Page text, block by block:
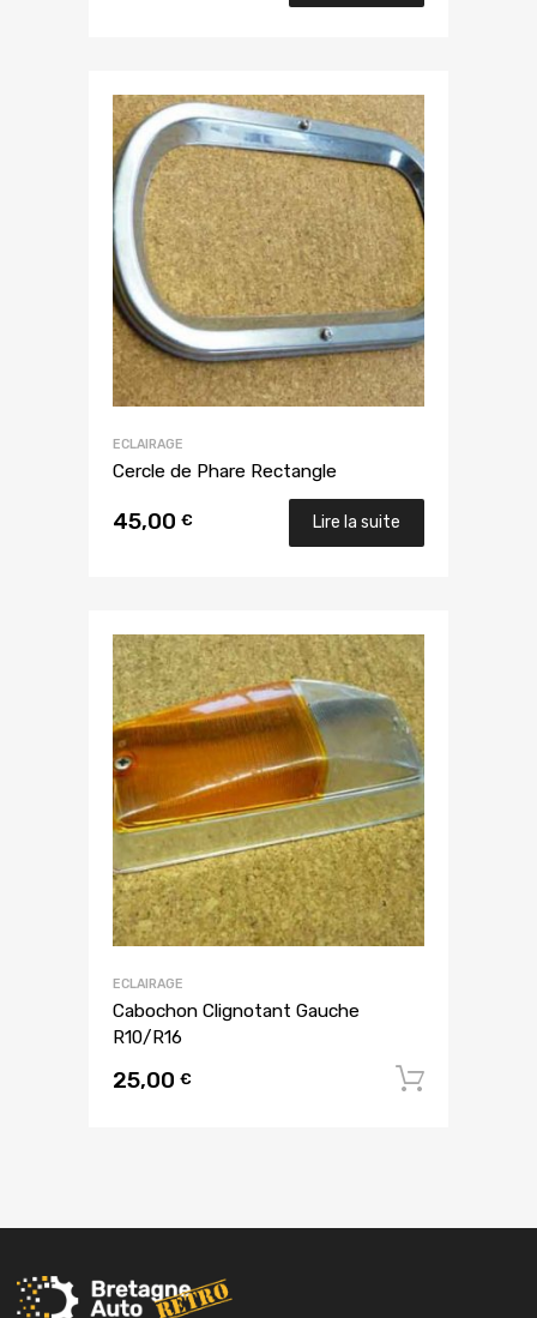
ECLAIRAGE
Cercle de Phare Rectangle
45,00 € Lire la suite
ECLAIRAGE
Cabochon Clignotant Gauche
R10/R16
25,00 €